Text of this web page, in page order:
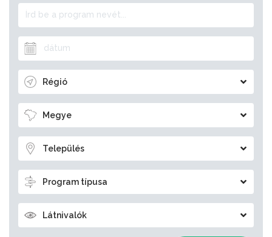
Régió
Megye
Település
Program típusa
Látnivalók